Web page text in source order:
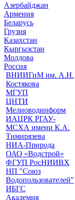
Азербайджан
Армения
Беларусь
Грузия
Казахстан
Кыргызстан
Молдова
Россия
ВНИИГиМ им. А.Н.
Костякова
МГУП
ЦНТИ
Мелиоводинформ
ИАЦРК РГАУ-
МСХА имени К.А.
Тимирязева
НИА-Природа
ОАО «Водстрой»
ФГУП РосНИИВХ
НП "Союз
Водопользователей"
ИБГС
Академия